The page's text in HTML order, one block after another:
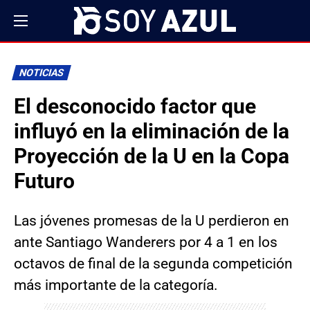
NOTICIAS
El desconocido factor que
influyó en la eliminación de la
Proyección de la U en la Copa
Futuro
Las jóvenes promesas de la U perdieron en
ante Santiago Wanderers por 4 a 1 en los
octavos de final de la segunda competición
más importante de la categoría.